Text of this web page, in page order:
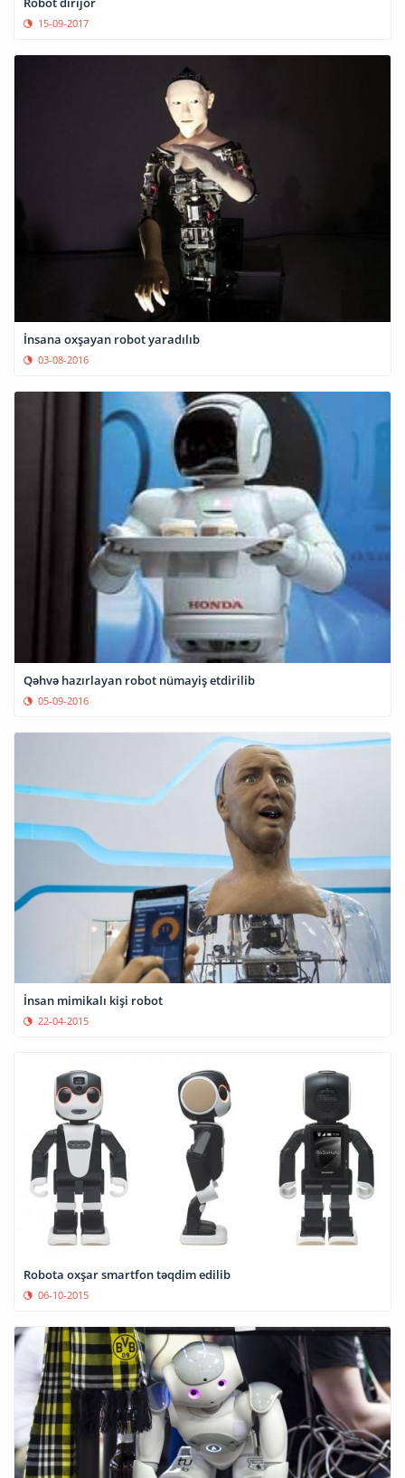
15-09-2017
İnsana oxşayan robot yaradılıb
03-08-2016
Qəhvə hazırlayan robot nümayiş etdirilib
05-09-2016
İnsan mimikalı kişi robot
22-04-2015
Robota oxşar smartfon təqdim edilib
06-10-2015